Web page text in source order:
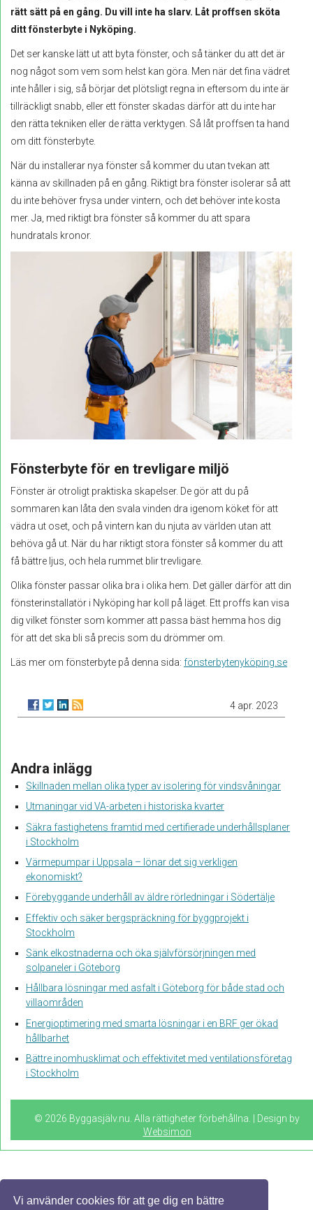
Vi använder cookies för att ge dig en bättre
rätt sätt på en gång. Du vill inte ha slarv. Låt proffsen sköta
ditt fönsterbyte i Nyköping.
Det ser kanske lätt ut att byta fönster, och så tänker du att det är
nog något som vem som helst kan göra. Men när det fina vädret
inte håller i sig, så börjar det plötsligt regna in eftersom du inte är
tillräckligt snabb, eller ett fönster skadas därför att du inte har
den rätta tekniken eller de rätta verktygen. Så låt proffsen ta hand
om ditt fönsterbyte.
När du installerar nya fönster så kommer du utan tvekan att
känna av skillnaden på en gång. Riktigt bra fönster isolerar så att
du inte behöver frysa under vintern, och det behöver inte kosta
mer. Ja, med riktigt bra fönster så kommer du att spara
hundratals kronor.
Fönsterbyte för en trevligare miljö
Fönster är otroligt praktiska skapelser. De gör att du på
sommaren kan låta den svala vinden dra igenom köket för att
vädra ut oset, och på vintern kan du njuta av världen utan att
behöva gå ut. När du har riktigt stora fönster så kommer du att
få bättre ljus, och hela rummet blir trevligare.
Olika fönster passar olika bra i olika hem. Det gäller därför att din
fönsterinstallatör i Nyköping har koll på läget. Ett proffs kan visa
dig vilket fönster som kommer att passa bäst hemma hos dig
för att det ska bli så precis som du drömmer om.
Läs mer om fönsterbyte på denna sida: fönsterbytenyköping.se
4 apr. 2023
Andra inlägg
Skillnaden mellan olika typer av isolering för vindsvåningar
Utmaningar vid VA-arbeten i historiska kvarter
Säkra fastighetens framtid med certifierade underhållsplaner
i Stockholm
Värmepumpar i Uppsala – lönar det sig verkligen
ekonomiskt?
Förebyggande underhåll av äldre rörledningar i Södertälje
Effektiv och säker bergspräckning för byggprojekt i
Stockholm
Sänk elkostnaderna och öka självförsörjningen med
solpaneler i Göteborg
Hållbara lösningar med asfalt i Göteborg för både stad och
villaområden
Energioptimering med smarta lösningar i en BRF ger ökad
hållbarhet
Bättre inomhusklimat och effektivitet med ventilationsföretag
i Stockholm
© 2026 Byggasjälv.nu. Alla rättigheter förbehållna. | Design by
Websimon